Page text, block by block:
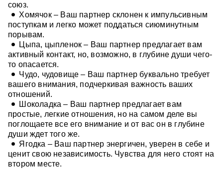
союз.
Хомячок – Ваш партнер склонен к импульсивным
поступкам и легко может поддаться сиюминутным
порывам.
Цыпа, цыпленок – Ваш партнер предлагает вам
активный контакт, но, возможно, в глубине души чего-
то опасается.
Чудо, чудовище – Ваш партнер буквально требует
вашего внимания, подчеркивая важность ваших
отношений.
Шоколадка – Ваш партнер предлагает вам
простые, легкие отношения, но на самом деле вы
поглощаете все его внимание и от вас он в глубине
души ждет того же.
Ягодка – Ваш партнер энергичен, уверен в себе и
ценит свою независимость. Чувства для него стоят на
втором месте.